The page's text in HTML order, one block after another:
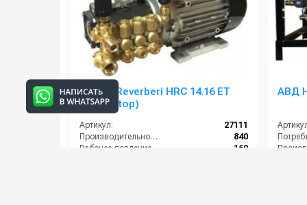
Annovi Reverberi HRC 14.16 ET
(Total Stop)
Артикул:
27111
Производительность (л/ч):
840
160
АВД